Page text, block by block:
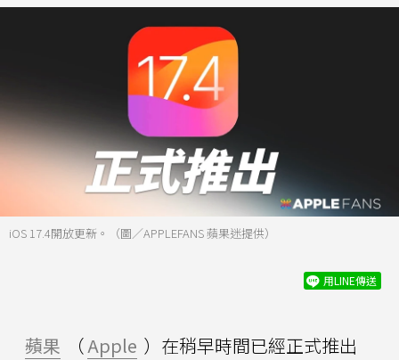
iOS 17.4開放更新。（圖／APPLEFANS 蘋果迷提供）
用LINE傳送
蘋果 （Apple ）在稍早時間已經正式推出